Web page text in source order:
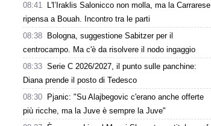
08:41
L'l’Iraklis Salonicco non molla, ma la Carrarese
ripensa a Bouah. Incontro tra le parti
08:38
Bologna, suggestione Sabitzer per il
centrocampo. Ma c'è da risolvere il nodo ingaggio
08:33 Serie C 2026/2027, il punto sulle panchine:
Diana prende il posto di Tedesco
08:30
Pjanic: "Su Alajbegovic c'erano anche offerte
più ricche, ma la Juve è sempre la Juve"